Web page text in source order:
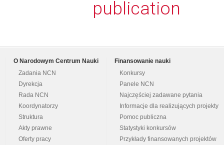
publication
O Narodowym Centrum Nauki
Zadania NCN
Dyrekcja
Rada NCN
Koordynatorzy
Struktura
Akty prawne
Oferty pracy
Finansowanie nauki
Konkursy
Panele NCN
Najczęściej zadawane pytania
Informacje dla realizujących projekty
Pomoc publiczna
Statystyki konkursów
Przykłady finansowanych projektów